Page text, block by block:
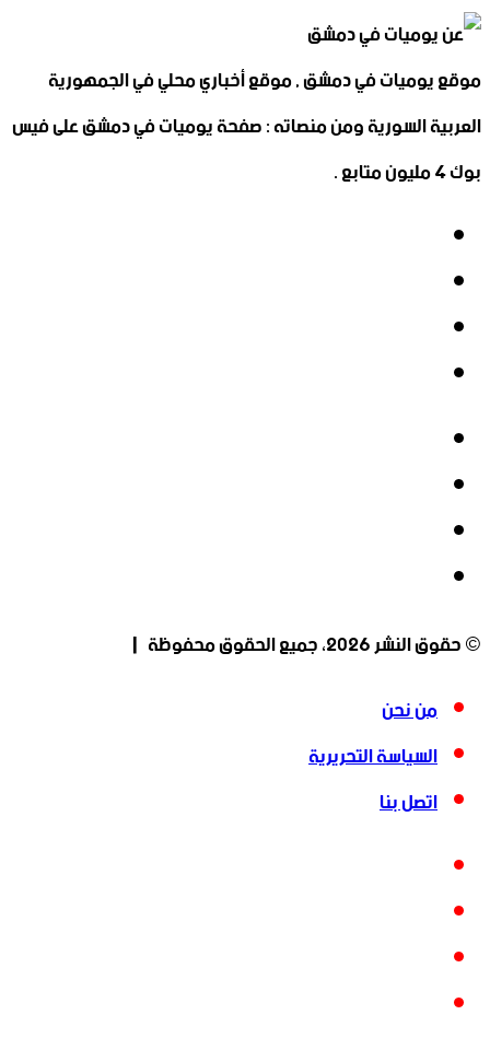
موقع يوميات في دمشق , موقع أخباري محلي في الجمهورية
العربية السورية ومن منصاته : صفحة يوميات في دمشق على فيس
بوك 4 مليون متابع .
© حقوق النشر 2026، جميع الحقوق محفوظة |
من نحن
السياسة التحريرية
اتصل بنا